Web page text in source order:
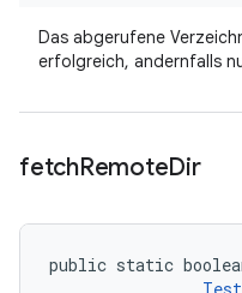
Das abgerufene
erfolgreich, andernfalls
fetchRemoteDir
public static